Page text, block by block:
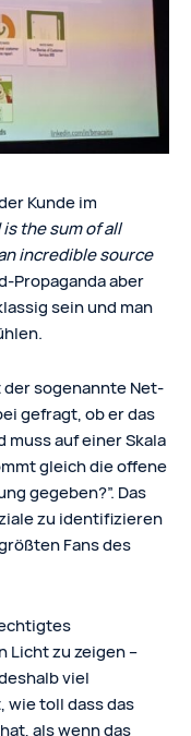
Kunde im
the sum of all
incredible source
Propaganda aber
sein und man
sogenannte Net-
gefragt, ob er das
auf einer Skala
gleich die offene
gegeben?”. Das
zu identifizieren
Fans des
Licht zu zeigen –
viel
wie toll dass das
als wenn das